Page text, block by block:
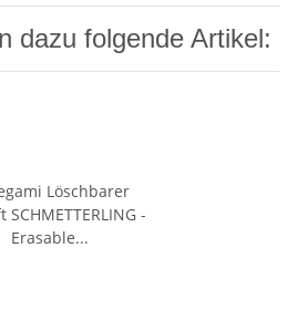
dazu folgende Artikel: